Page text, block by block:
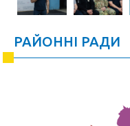
РАЙОННІ РАДИ